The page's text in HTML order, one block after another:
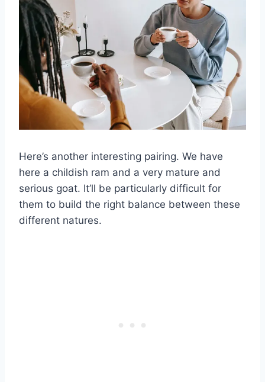
Here’s another interesting pairing. We have
here a childish ram and a very mature and
serious goat. It’ll be particularly difficult for
them to build the right balance between these
different natures.